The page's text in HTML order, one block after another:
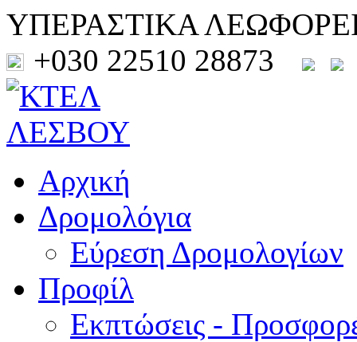
ΥΠΕΡΑΣΤΙΚΑ
+030 22510 28873
Αρχική
Δρομολόγια
Εύρεση Δρομολογίων
Προφίλ
Εκπτώσεις -